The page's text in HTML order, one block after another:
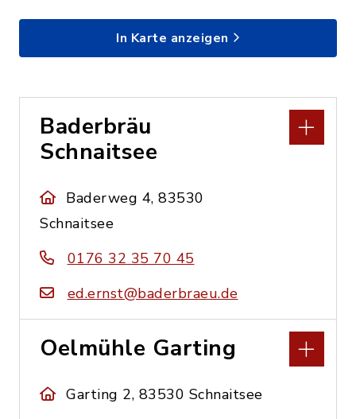
In Karte anzeigen
Baderbräu
Schnaitsee
Baderweg 4, 83530
Schnaitsee
0176 32 35 70 45
ed.ernst@baderbraeu.de
Oelmühle Garting
Garting 2, 83530 Schnaitsee